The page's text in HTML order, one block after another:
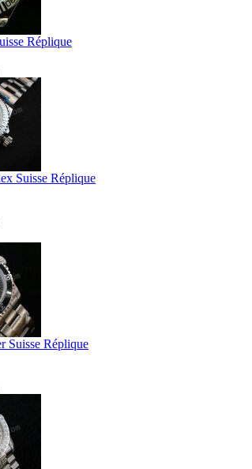
Réplique
Suisse Réplique
Suisse Réplique